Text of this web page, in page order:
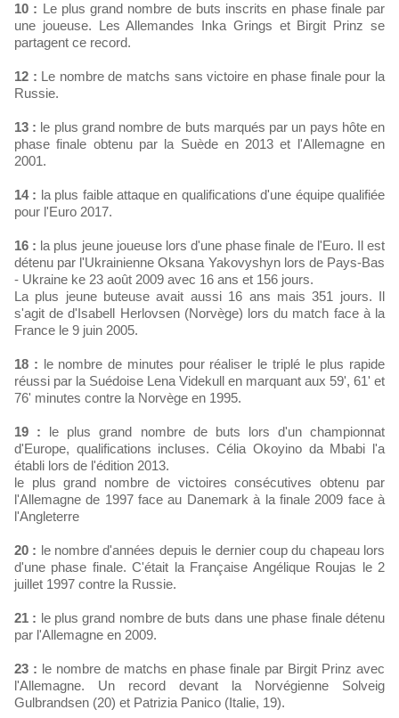
10 : Le plus grand nombre de buts inscrits en phase finale par
une joueuse. Les Allemandes Inka Grings et Birgit Prinz se
partagent ce record.
12 : Le nombre de matchs sans victoire en phase finale pour la
Russie.
13 : le plus grand nombre de buts marqués par un pays hôte en
phase finale obtenu par la Suède en 2013 et l'Allemagne en
2001.
14 : la plus faible attaque en qualifications d'une équipe qualifiée
pour l'Euro 2017.
16 : la plus jeune joueuse lors d'une phase finale de l'Euro. Il est
détenu par l'Ukrainienne Oksana Yakovyshyn lors de Pays-Bas
- Ukraine ke 23 août 2009 avec 16 ans et 156 jours.
La plus jeune buteuse avait aussi 16 ans mais 351 jours. Il
s'agit de d'Isabell Herlovsen (Norvège) lors du match face à la
France le 9 juin 2005.
18 : le nombre de minutes pour réaliser le triplé le plus rapide
réussi par la Suédoise Lena Videkull en marquant aux 59', 61' et
76' minutes contre la Norvège en 1995.
19 : le plus grand nombre de buts lors d'un championnat
d'Europe, qualifications incluses. Célia Okoyino da Mbabi l'a
établi lors de l'édition 2013.
le plus grand nombre de victoires consécutives obtenu par
l'Allemagne de 1997 face au Danemark à la finale 2009 face à
l'Angleterre
20 : le nombre d'années depuis le dernier coup du chapeau lors
d'une phase finale. C'était la Française Angélique Roujas le 2
juillet 1997 contre la Russie.
21 : le plus grand nombre de buts dans une phase finale détenu
par l'Allemagne en 2009.
23 : le nombre de matchs en phase finale par Birgit Prinz avec
l'Allemagne. Un record devant la Norvégienne Solveig
Gulbrandsen (20) et Patrizia Panico (Italie, 19).